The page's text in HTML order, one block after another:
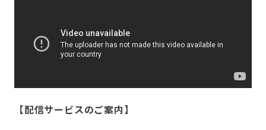
【配信サービスのご案内】